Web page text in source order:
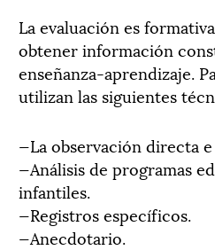
La evaluación es
obtener información
enseñanza-aprendizaje.
utilizan las siguientes
—La observación directa
—Análisis de programas
infantiles.
—Registros específicos.
—Anecdotario.